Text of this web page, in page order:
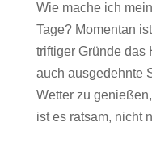
Wie mache ich
Tage? Momentan
triftiger Gründe das
auch ausgedehnte
Wetter zu
ist es ratsam, nicht